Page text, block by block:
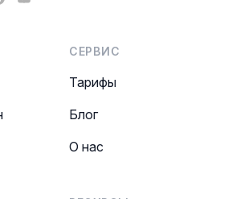
СЕРВИС
Тарифы
Блог
О нас